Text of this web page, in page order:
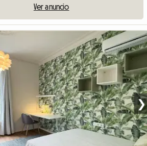
Ver anuncio
❯